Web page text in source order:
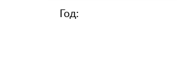
Год: